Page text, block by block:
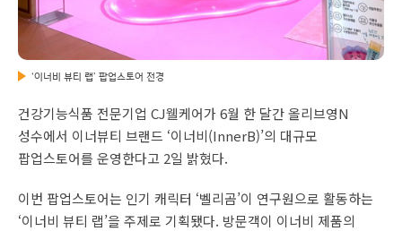
‘이너비 뷰티 랩’ 팝업스토어 전경
건강기능식품 전문기업 CJ웰케어가 6월 한 달간 올리브영N
성수에서 이너뷰티 브랜드 ‘이너비(InnerB)’의 대규모
팝업스토어를 운영한다고 2일 밝혔다.
이번 팝업스토어는 인기 캐릭터 ‘벨리곰’이 연구원으로 활동하는
‘이너비 뷰티 랩’을 주제로 기획됐다. 방문객이 이너비 제품의